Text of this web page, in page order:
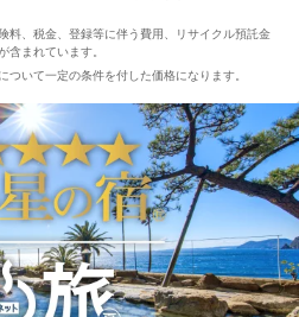
料、税金、登録等に伴う費用、リサイクル預託金
含まれています。
ついて一定の条件を付した価格になります。